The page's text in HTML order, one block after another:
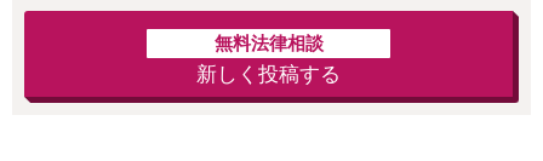
無料法律相談
新しく投稿する